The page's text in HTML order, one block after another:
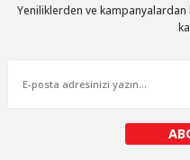
Yeniliklerden ve